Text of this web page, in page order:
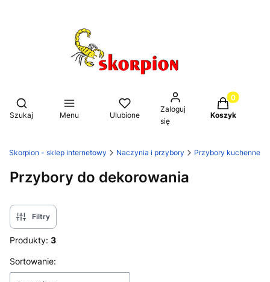
Otwórz wyszukiwarkę
Szukaj Menu Ulubione
Zaloguj
się
Produkty w
Koszyk
Skorpion - sklep internetowy Naczynia i przybory Przybory kuchenne
Przybory do dekorowania
Filtry
Produkty: 3
Lista produktów
Sortowanie: